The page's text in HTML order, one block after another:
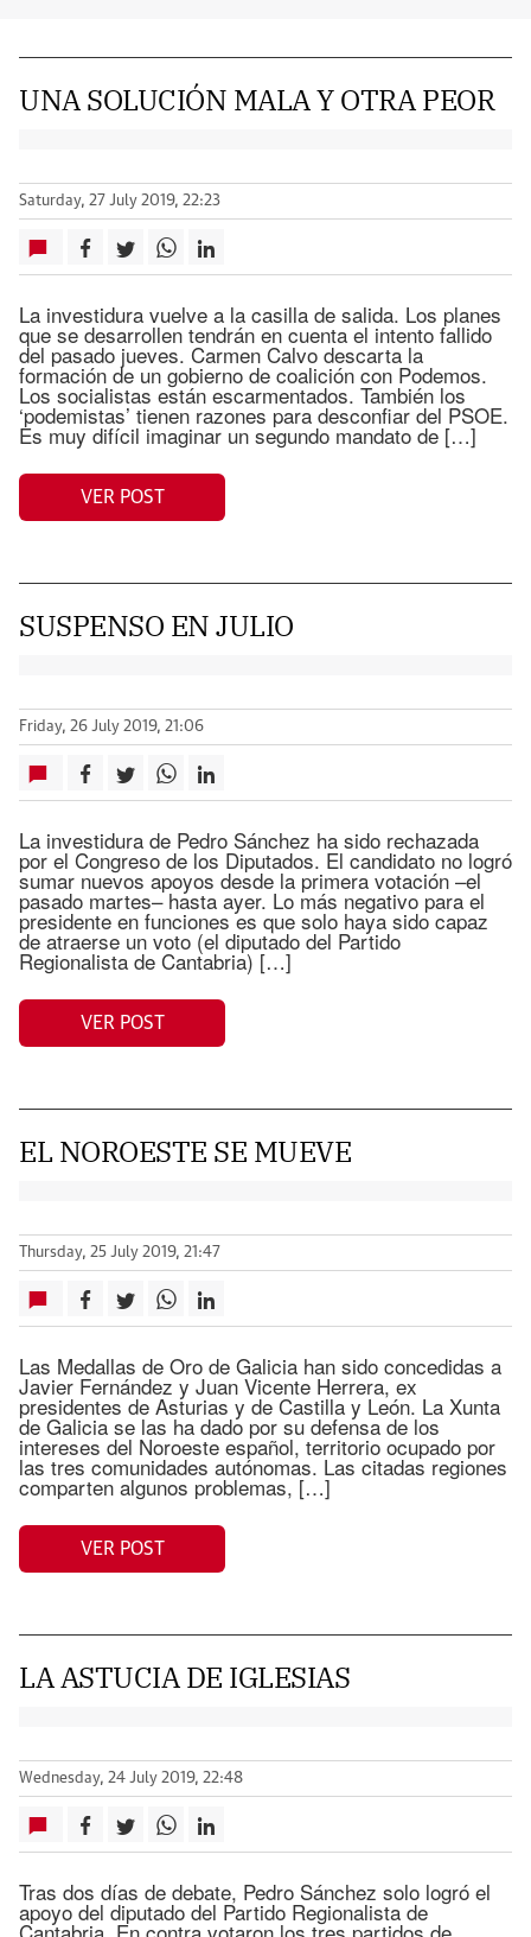
UNA SOLUCIÓN MALA Y OTRA PEOR
Saturday, 27 July 2019, 22:23
La investidura vuelve a la casilla de salida. Los planes
que se desarrollen tendrán en cuenta el intento fallido
del pasado jueves. Carmen Calvo descarta la
formación de un gobierno de coalición con Podemos.
Los socialistas están escarmentados. También los
‘podemistas’ tienen razones para desconfiar del PSOE.
Es muy difícil imaginar un segundo mandato de […]
VER POST
SUSPENSO EN JULIO
Friday, 26 July 2019, 21:06
La investidura de Pedro Sánchez ha sido rechazada
por el Congreso de los Diputados. El candidato no logró
sumar nuevos apoyos desde la primera votación –el
pasado martes– hasta ayer. Lo más negativo para el
presidente en funciones es que solo haya sido capaz
de atraerse un voto (el diputado del Partido
Regionalista de Cantabria) […]
VER POST
EL NOROESTE SE MUEVE
Thursday, 25 July 2019, 21:47
Las Medallas de Oro de Galicia han sido concedidas a
Javier Fernández y Juan Vicente Herrera, ex
presidentes de Asturias y de Castilla y León. La Xunta
de Galicia se las ha dado por su defensa de los
intereses del Noroeste español, territorio ocupado por
las tres comunidades autónomas. Las citadas regiones
comparten algunos problemas, […]
VER POST
LA ASTUCIA DE IGLESIAS
Wednesday, 24 July 2019, 22:48
Tras dos días de debate, Pedro Sánchez solo logró el
apoyo del diputado del Partido Regionalista de